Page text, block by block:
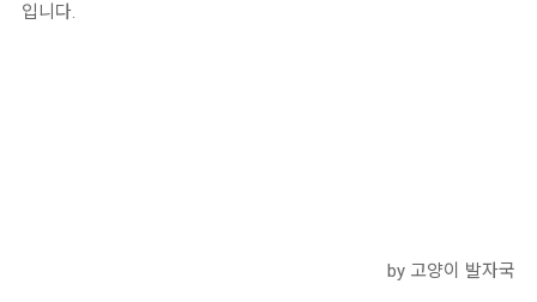
입니다.
by 고양이 발자국